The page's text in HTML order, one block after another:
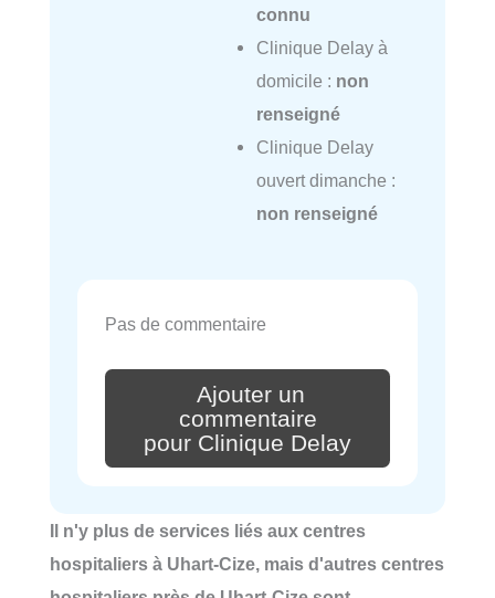
connu
Clinique Delay à
domicile : non
renseigné
Clinique Delay
ouvert dimanche :
non renseigné
Pas de commentaire
Ajouter un
commentaire
pour Clinique Delay
Il n'y plus de services liés aux centres
hospitaliers à Uhart-Cize, mais d'autres centres